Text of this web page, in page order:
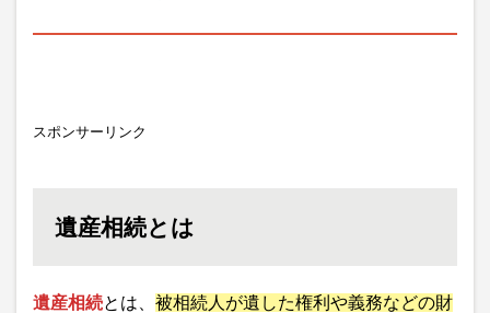
スポンサーリンク
遺産相続とは
遺産相続とは、 被相続人が遺した権利や義務などの財